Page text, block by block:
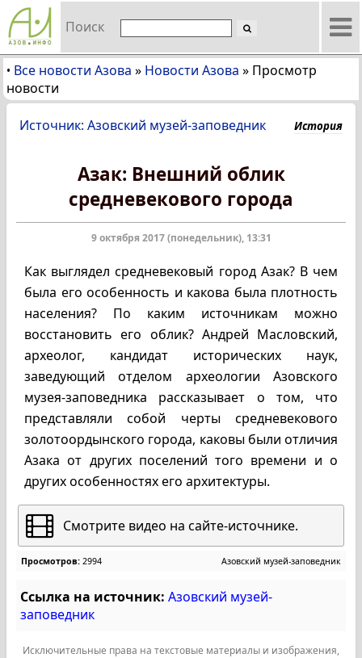
Поиск
• Все новости Азова » Новости Азова » Просмотр
новости
Источник: Азовский музей-заповедник История
Азак: Внешний облик
средневекового города
9 октября 2017 (понедельник), 13:31
Как выглядел средневековый город Азак? В чем
была его особенность и какова была плотность
населения? По каким источникам можно
восстановить его облик? Андрей Масловский,
археолог, кандидат исторических наук,
заведующий отделом археологии Азовского
музея-заповедника рассказывает о том, что
представляли собой черты средневекового
золотоордынского города, каковы были отличия
Азака от других поселений того времени и о
других особенностях его архитектуры.
Смотрите видео на сайте-источнике.
Просмотров: 2994 Азовский музей-заповедник
Ссылка на источник: Азовский музей-
заповедник
Исключительные права на текстовые материалы и изображения,